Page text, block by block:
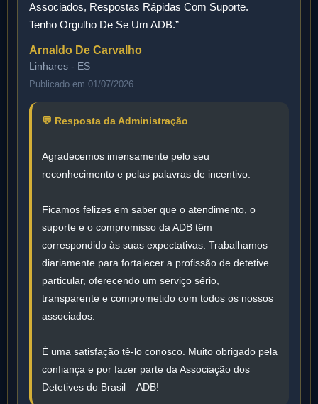
Associados, Respostas Rápidas Com Suporte.
Tenho Orgulho De Se Um ADB.”
Arnaldo De Carvalho
Linhares - ES
Publicado em 01/07/2026
💬 Resposta da Administração
Agradecemos imensamente pelo seu
reconhecimento e pelas palavras de incentivo.
Ficamos felizes em saber que o atendimento, o
suporte e o compromisso da ADB têm
correspondido às suas expectativas. Trabalhamos
diariamente para fortalecer a profissão de detetive
particular, oferecendo um serviço sério,
transparente e comprometido com todos os nossos
associados.
É uma satisfação tê-lo conosco. Muito obrigado pela
confiança e por fazer parte da Associação dos
Detetives do Brasil – ADB!